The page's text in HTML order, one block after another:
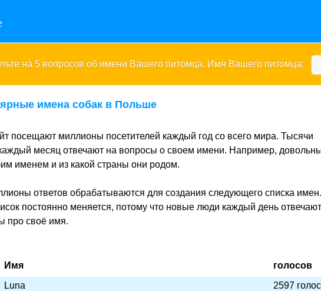
на 5 вопросов об имени Вашего питомца. Имя Вашего питомца:
имена собак в Польше
посещают миллионы посетителей каждый год со всего мира. Тысячи
месяц отвечают на вопросы о своем имени. Например,
именем и из какой страны они родом.
ответов обрабатываются для создания следующего списка имен.
постоянно меняется, потому что новые люди каждый день
про своё имя.
Имя
голосов
Luna
2597